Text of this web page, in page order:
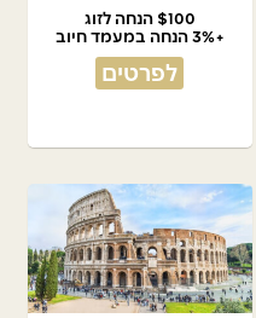
$100 הנחה לזוג
+3% הנחה במעמד חיוב
לפרטים